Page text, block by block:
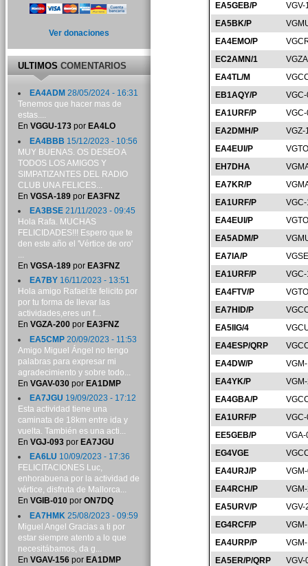
EA5GEB/P
VGV-
EA5BK/P
EA4EMO/P
EC2AMN/1
EA4TL/M
EB1AQY/P
EA1URF/P
EA2DMH/P
VGZ-
EA4EUI/P
EH7DHA
EA7KR/P
EA1URF/P
EA4EUI/P
EA5ADM/P
EA7IA/P
EA1URF/P
EA4FTV/P
EA7HID/P
EA5IIG/4
EA4ESP/QRP
EA4DW/P
EA4YK/P
EA4GBA/P
EA1URF/P
EE5GEB/P
EG4VGE
EA4URJ/P
EA4RCH/P
EA5URV/P
VGV-
EG4RCF/P
EA4URP/P
EA5ER/P/QRP
VGV-
Ver donaciones
ULTIMOSCOMENTARIOS
EA4ADM 28/05/2024 - 16:31
Tenemos que hacer mas de
estas....
En VGGU-173por EA4LO
EA4BBB 15/12/2023 - 10:56
MUY BUENAS. OS DESEO A
TODOS LOS AMIGOS Y
SIMPATIZANTES DEL RADIO
CLUB UNA FELICES...
En VGSA-189por EA3FNZ
EA3BSE21/11/2023 - 09:45
Hola Rafa. MUCHAS
FELICIDADES!!! Espero que te
den este año el 'Vértice de oro'
...
En VGSA-189por EA3FNZ
EA7BY16/11/2023 - 13:51
Hola amigo Rafael:te felicito por
por tu forma de llevar las
actividades,eres un f...
En VGZA-200por EA3FNZ
EA5CMP20/09/2023 - 11:53
Amigo Miguel Ángel no tengo
palabras para expresar mi
agradecimiento y sobre todo...
En VGAV-030por EA1DMP
EA7JGU 19/09/2023 - 17:12
Esta actividad tiene una
caminata de 18km entre ida y
vuelta. También es una acti...
En VGJ-093por EA7JGU
EA6LU 10/09/2023 - 17:36
FELICITACIONES Luc,
enhorabuena por la actividad de
vértice, disfruta de Mallorca...
En VGIB-010por ON7DQ
EA7HMK 25/08/2023 - 09:59
Miguel Angel Gracias a ti por
estar siempre atento a lo que
necesitábamos, da g...
En VGAV-156por EA1DMP